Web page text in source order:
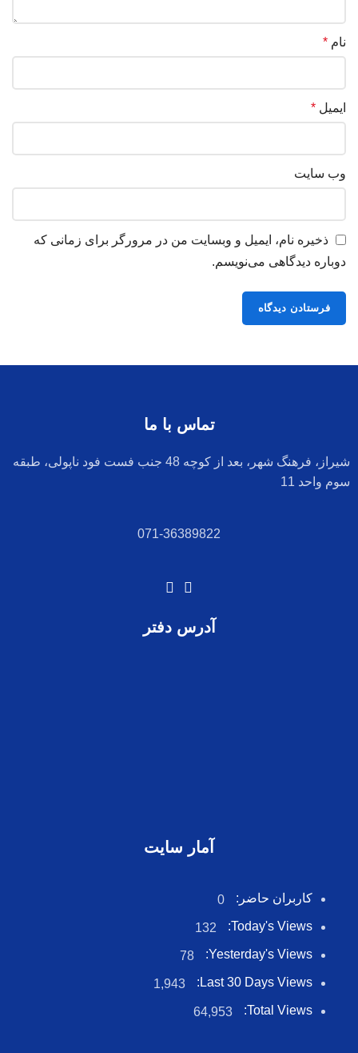
نام *
ایمیل *
وب‌ سایت
ذخیره نام، ایمیل و وبسایت من در مرورگر برای زمانی که
دوباره دیدگاهی می‌نویسم.
تماس با ما
شیراز، فرهنگ شهر، بعد از کوچه 48 جنب فست فود ناپولی، طبقه
سوم واحد 11
071-36389822
آدرس دفتر
آمار سایت
کاربران حاضر:
0
Today's Views:
132
Yesterday's Views:
78
Last 30 Days Views:
1,943
Total Views:
64,953